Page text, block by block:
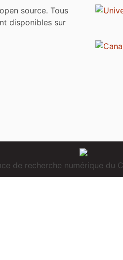
source. Tous
disponibles sur
de recherche numérique du